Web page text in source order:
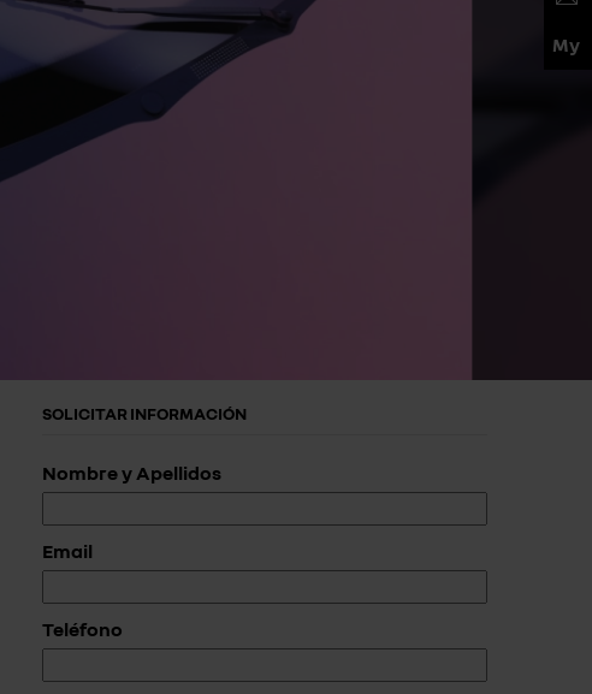
SOLICITAR INFORMACIÓN
Nombre y Apellidos
Email
Teléfono